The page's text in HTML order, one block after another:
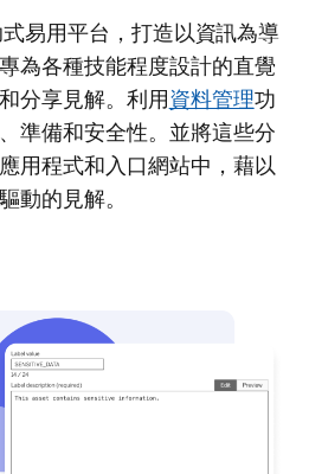
易用平台，打造以資訊為導
為各種技能程度設計的直覺
分享見解。利用資料管理功
準備和安全性。並將這些分
用程式和入口網站中，藉以
動的見解。